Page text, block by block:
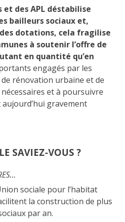
des APL déstabilise
bailleurs sociaux et,
dotations, cela fragilise
à soutenir l’offre de
en quantité qu’en
engagés par les
rénovation urbaine et de
et à poursuivre
gravement
SAVIEZ-VOUS ?
sociale pour l’habitat
la construction de plus
par an.